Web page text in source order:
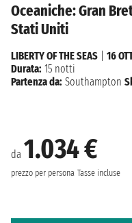
Oceaniche: Gran
Stati Uniti
da 1.034 €
prezzo per persona Tasse incluse
LIBERTY OF THE SEAS
16
Durata: 15 notti
Partenza da: Southampton